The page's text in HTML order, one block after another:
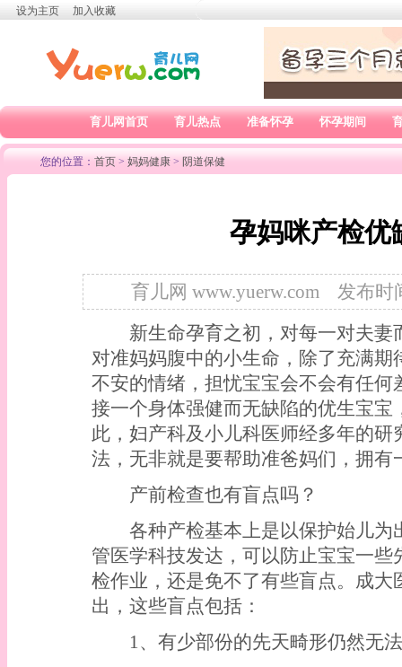
设为主页 加入收藏
育儿网首页 育儿热点 准备怀孕 怀孕期间
您的位置： 首页 > 妈妈健康 > 阴道保健
孕妈咪产检优
育儿网 www.yuerw.com 发布时
新生命孕育之初，对每一对夫妻
对准妈妈腹中的小生命，除了充满
不安的情绪，担忧宝宝会不会有任
接一个身体强健而无缺陷的优生宝宝
此，妇产科及小儿科医师经多年的
法，无非就是要帮助准爸妈们，拥有
产前检查也有盲点吗？
各种产检基本上是以保护始儿为
管医学科技发达，可以防止宝宝一
检作业，还是免不了有些盲点。成
出，这些盲点包括：
1、有少部份的先天畸形仍然无法